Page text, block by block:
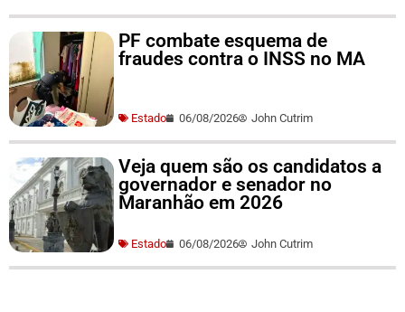
PF combate esquema de
fraudes contra o INSS no MA
Estado 06/08/2026 John Cutrim
Veja quem são os candidatos a
governador e senador no
Maranhão em 2026
Estado 06/08/2026 John Cutrim